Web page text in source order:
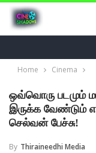
Home Cinema
ஒவ்வொரு படமும்
இருக்க வேண்டும்
செல்வன் பேச்சு!
By Thiraineedhi Media